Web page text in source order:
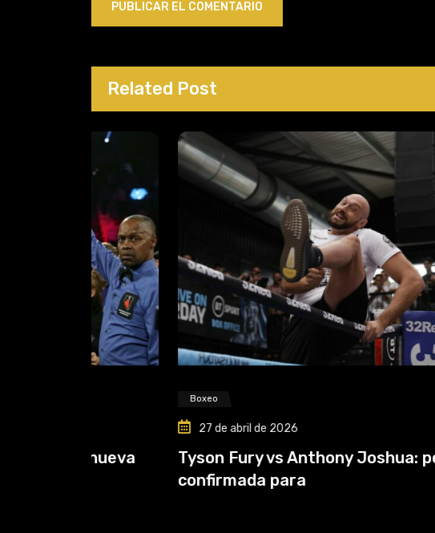
Related Post
27 de abril de 2026
Tyson Fury vs Anthony Joshua: pelea
confirmada para